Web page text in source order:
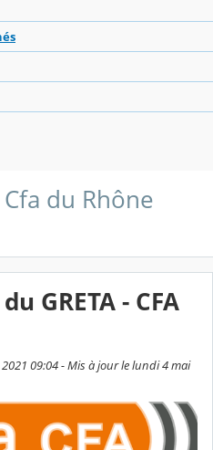
du Rhône
GRETA - CFA
09:04 - Mis à jour le lundi 4 mai